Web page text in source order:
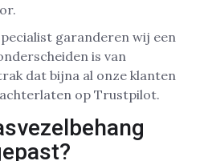
garanderen wij een
is van
dat bijna al onze klanten
op Trustpilot.